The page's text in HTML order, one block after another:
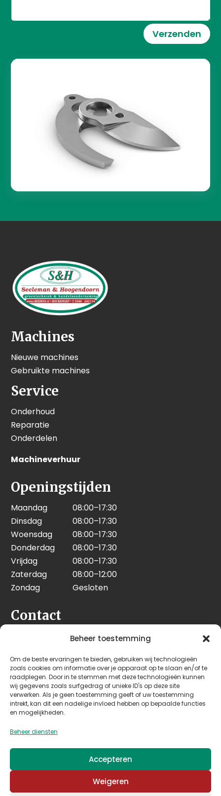
Beheer toestemming
Om de beste ervaringen te bieden, gebruiken wij technologieën
zoals cookies om informatie over je apparaat op te slaan en/of te
raadplegen. Door in te stemmen met deze technologieën kunnen
wij gegevens zoals surfgedrag of unieke ID's op deze site
verwerken. Als je geen toestemming geeft of uw toestemming
intrekt, kan dit een nadelige invloed hebben op bepaalde functies
en mogelijkheden.
Beheer diensten
Accepteren
Weigeren
Verzenden
Machines
Nieuwe machines
Gebruikte machines
Service
Onderhoud
Reparatie
Onderdelen
Machineverhuur
Openingstijden
Maandag
08:00–17:30
Dinsdag
08:00–17:30
Woensdag
08:00–17:30
Donderdag
08:00–17:30
Vrijdag
08:00–17:30
Zaterdag
08:00–12:00
Zondag
Gesloten
Contact
Seeleman & Hoogendoorn
3628 GD Kockengen
Nederland
+31 (0)346 242 114
info@seehoo.nl
© 2026 Seeleman & Hoogendoorn - Mede mogelijk
gemaakt doorArimpex B.V.